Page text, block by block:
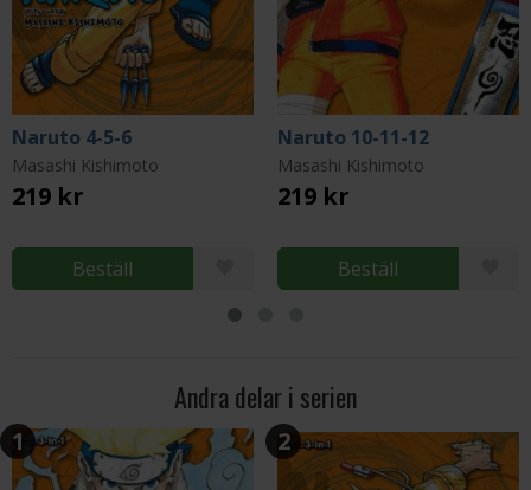
Naruto 4-5-6
Masashi Kishimoto
219 kr
Beställ
Naruto 10-11-12
Masashi Kishimoto
219 kr
Beställ
Andra delar i serien
1 2